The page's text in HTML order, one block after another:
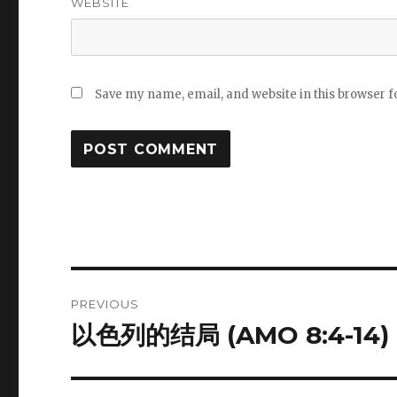
Save my name, email, and website in this browser
navigation
PREVIOUS
Previous
以色列的结局 (AMO 8:4-14)